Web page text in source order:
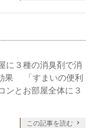
に３種の消臭剤で消
果 「すまいの便利
ンとお部屋全体に３
この記事を読む